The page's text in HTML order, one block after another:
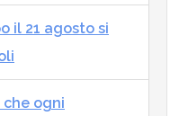
il 21 agosto si
ogni